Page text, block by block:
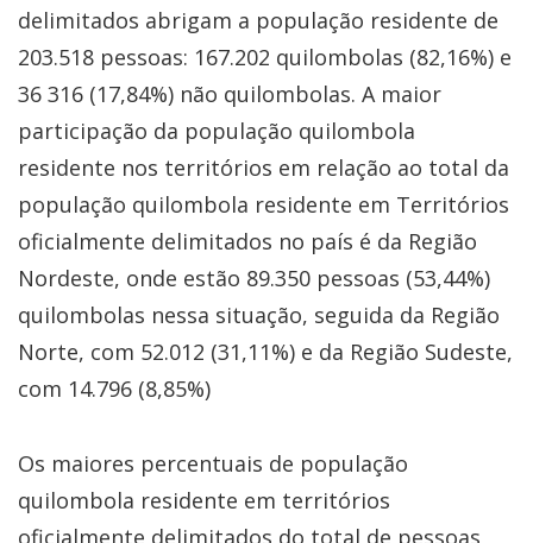
delimitados abrigam a população residente de
203.518 pessoas: 167.202 quilombolas (82,16%) e
36 316 (17,84%) não quilombolas. A maior
participação da população quilombola
residente nos territórios em relação ao total da
população quilombola residente em Territórios
oficialmente delimitados no país é da Região
Nordeste, onde estão 89.350 pessoas (53,44%)
quilombolas nessa situação, seguida da Região
Norte, com 52.012 (31,11%) e da Região Sudeste,
com 14.796 (8,85%)
Os maiores percentuais de população
quilombola residente em territórios
oficialmente delimitados do total de pessoas